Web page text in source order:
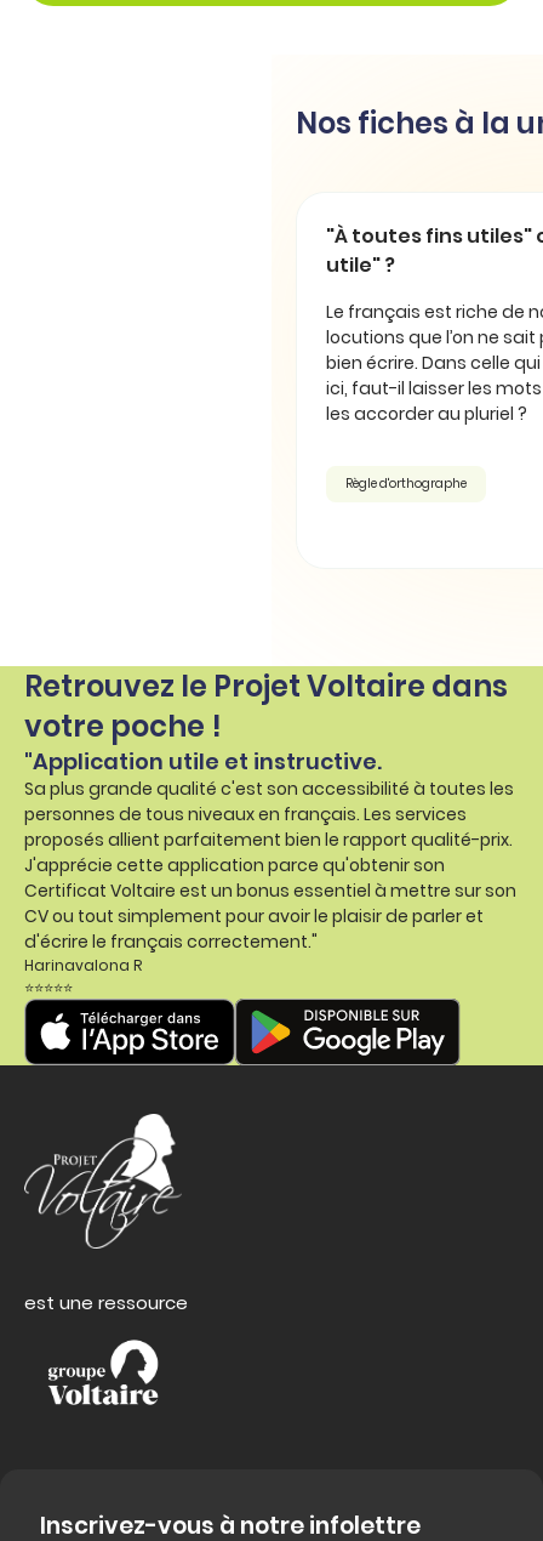
Nos fiches à la
"À toutes fins utiles"
utile" ?
Le français est riche de
locutions que l’on ne
bien écrire. Dans celle
ici, faut-il laisser les
les accorder au pluriel ?
Règle d'orthographe
Retrouvez le Projet Voltaire dans
votre poche !
"Application utile et instructive.
Sa plus grande qualité c'est son accessibilité à toutes les
personnes de tous niveaux en français. Les services
proposés allient parfaitement bien le rapport qualité-prix.
J'apprécie cette application parce qu'obtenir son
Certificat Voltaire est un bonus essentiel à mettre sur son
CV ou tout simplement pour avoir le plaisir de parler et
d'écrire le français correctement."
Harinavalona R
⭐⭐⭐⭐⭐
est une ressource
Inscrivez-vous à notre infolettre